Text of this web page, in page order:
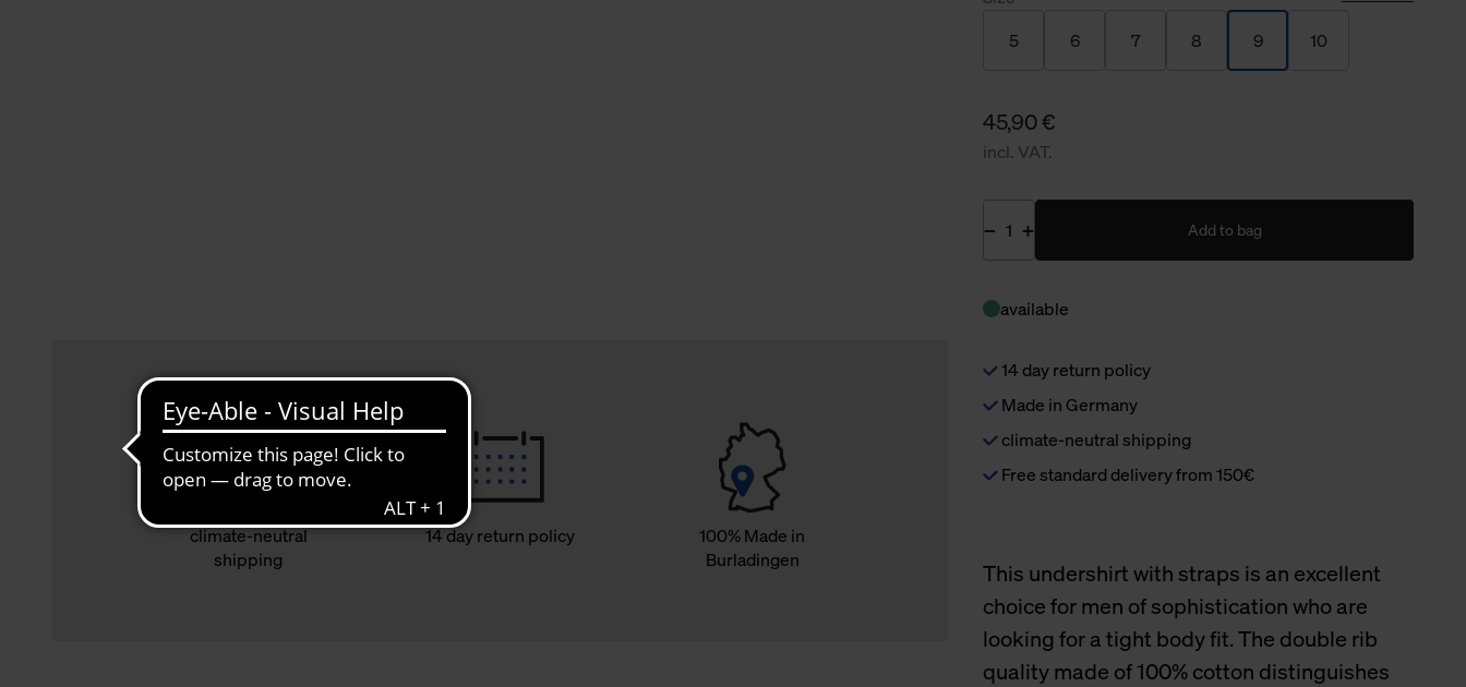
climate-neutral
shipping
14 day return policy
100% Made in
Burladingen
5 6 7 8 9 10
45,90 €
incl. VAT.
Add to bag
available
14 day return policy
Made in Germany
climate-neutral shipping
Free standard delivery from 150€
This undershirt with straps is an excellent
choice for men of sophistication who are
looking for a tight body fit. The double rib
quality made of 100% cotton distinguishes